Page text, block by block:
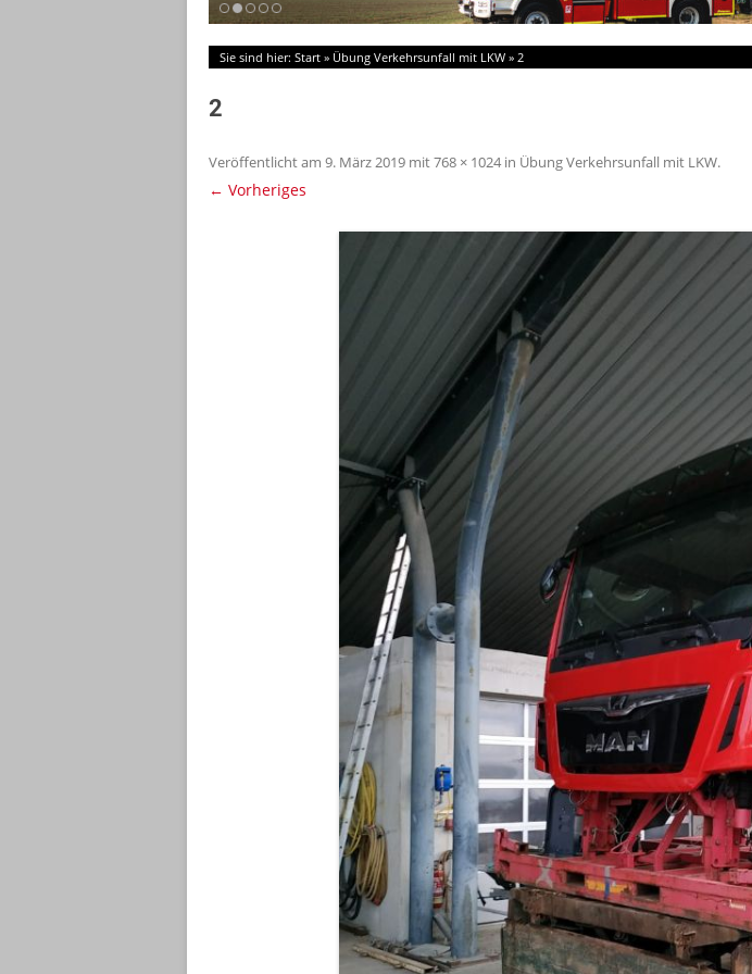
Sie sind hier: Start » Übung Verkehrsunfall mit LKW » 2
2
Veröffentlicht am 9. März 2019 mit768 × 1024 in Übung Verkehrsunfall mit LKW.
← Vorheriges